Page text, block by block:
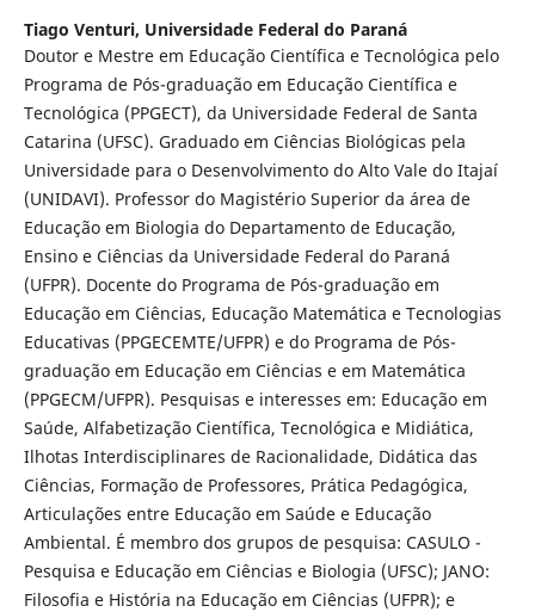
Tiago Venturi, Universidade Federal do Paraná
Doutor e Mestre em Educação Científica e Tecnológica pelo
Programa de Pós-graduação em Educação Científica e
Tecnológica (PPGECT), da Universidade Federal de Santa
Catarina (UFSC). Graduado em Ciências Biológicas pela
Universidade para o Desenvolvimento do Alto Vale do Itajaí
(UNIDAVI). Professor do Magistério Superior da área de
Educação em Biologia do Departamento de Educação,
Ensino e Ciências da Universidade Federal do Paraná
(UFPR). Docente do Programa de Pós-graduação em
Educação em Ciências, Educação Matemática e Tecnologias
Educativas (PPGECEMTE/UFPR) e do Programa de Pós-
graduação em Educação em Ciências e em Matemática
(PPGECM/UFPR). Pesquisas e interesses em: Educação em
Saúde, Alfabetização Científica, Tecnológica e Midiática,
Ilhotas Interdisciplinares de Racionalidade, Didática das
Ciências, Formação de Professores, Prática Pedagógica,
Articulações entre Educação em Saúde e Educação
Ambiental. É membro dos grupos de pesquisa: CASULO -
Pesquisa e Educação em Ciências e Biologia (UFSC); JANO:
Filosofia e História na Educação em Ciências (UFPR); e